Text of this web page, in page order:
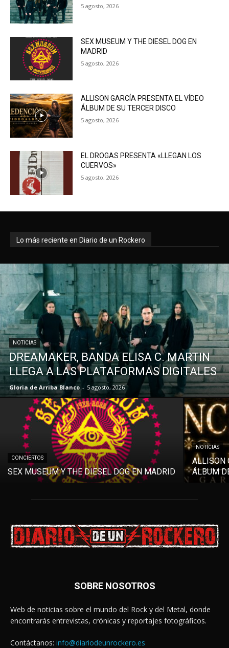
5 agosto, 2026
SEX MUSEUM Y THE DIESEL DOG EN
MADRID
5 agosto, 2026
ALLISON GARCÍA PRESENTA EL VÍDEO
ÁLBUM DE SU TERCER DISCO
5 agosto, 2026
EL DROGAS PRESENTA «LLEGAN LOS
CUERVOS»
5 agosto, 2026
Lo más reciente en Diario de un Rockero
NOTICIAS
DREAMAKER, BANDA ELISA C. MARTIN
LLEGA A LAS PLATAFORMAS DIGITALES
Gloria de Arriba Blanco - 5 agosto, 2026
CONCIERTOS
SEX MUSEUM Y THE DIESEL DOG EN MADRID
NOTICIAS
ALLISON
ÁLBUM
SOBRE NOSOTROS
Web de noticias sobre el mundo del Rock y del Metal, donde
encontrarás entrevistas, crónicas y reportajes fotográficos.
Contáctanos: info@diariodeunrockero.es